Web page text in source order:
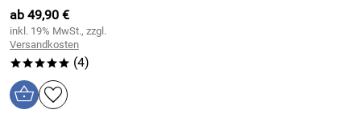
ab 49,90 €
inkl. 19% MwSt., zzgl.
Versandkosten
***** (4)